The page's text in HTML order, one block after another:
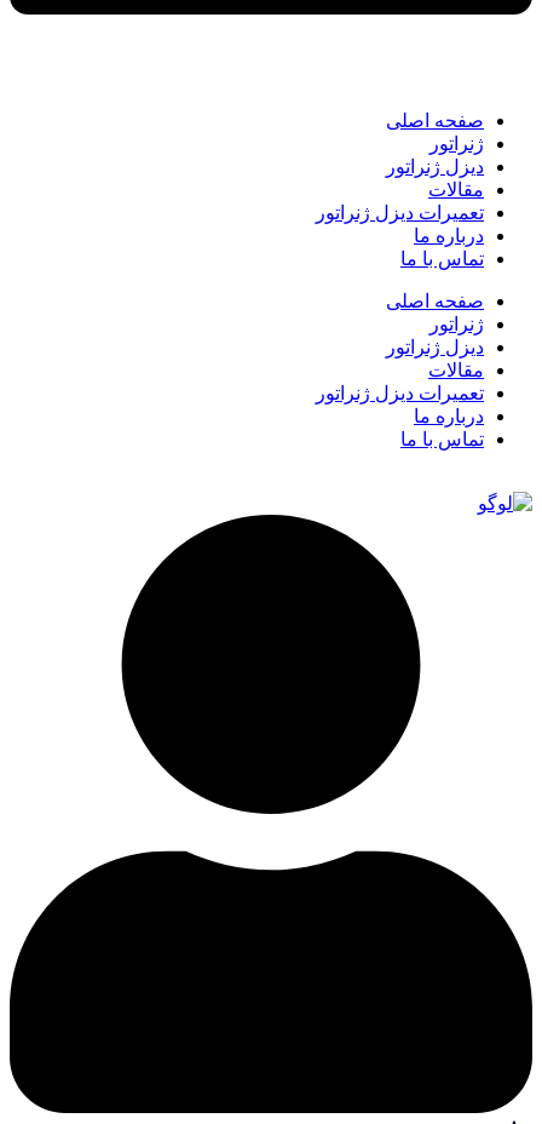
صفحه اصلی
ژنراتور
دیزل ژنراتور
مقالات
تعمیرات دیزل ژنراتور
درباره ما
تماس با ما
صفحه اصلی
ژنراتور
دیزل ژنراتور
مقالات
تعمیرات دیزل ژنراتور
درباره ما
تماس با ما